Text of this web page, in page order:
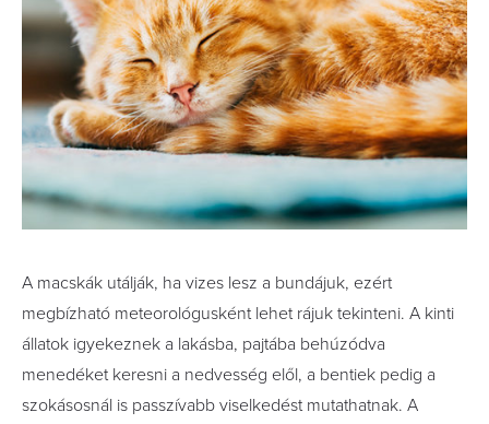
A macskák utálják, ha vizes lesz a bundájuk, ezért
megbízható meteorológusként lehet rájuk tekinteni. A kinti
állatok igyekeznek a lakásba, pajtába behúzódva
menedéket keresni a nedvesség elől, a bentiek pedig a
szokásosnál is passzívabb viselkedést mutathatnak. A